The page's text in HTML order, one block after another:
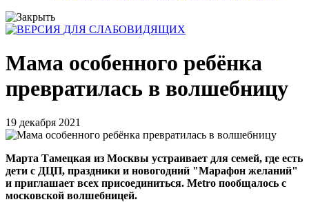
Мама особенного ребёнка
превратилась в волшебницу
19 декабря 2021
Марта Тамецкая из Москвы устраивает для семей, где есть
дети с ДЦП, праздники и новогодний "Марафон желаний"
и приглашает всех присоединиться. Metro пообщалось с
московской волшебницей.